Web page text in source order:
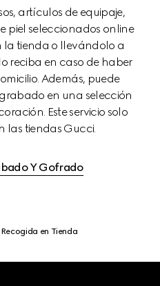
artículos de equipaje,
piel seleccionados online
la tienda o llevándolo a
reciba en caso de haber
Además, puede
en una selección
Este servicio solo
las tiendas Gucci.
Y Gofrado
Recogida en Tienda